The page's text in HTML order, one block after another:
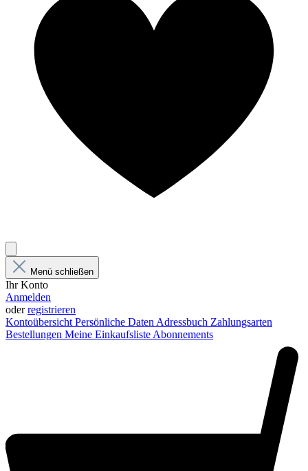
Menü schließen
Ihr Konto
Anmelden
oderregistrieren
Kontoübersicht Persönliche Daten Adressbuch Zahlungsarten
Bestellungen Meine Einkaufsliste Abonnements